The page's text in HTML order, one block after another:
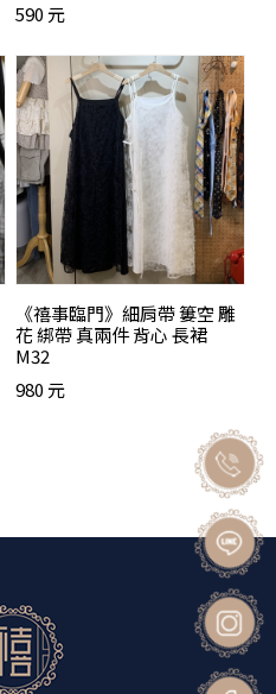
590 元
《禧事臨門》細肩帶 簍空 雕
花 綁帶 真兩件 背心 長裙
M32
980 元